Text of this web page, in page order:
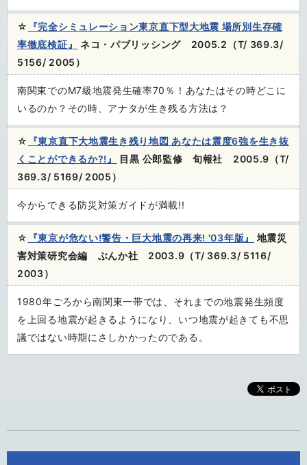
☆
『完全シミュレーション東京直下型大地震 場所別生存確
率徹底検証』
ネコ・パブリッシング 2005.2（T/ 369.3/
5156/ 2005）
南関東でのM7級地震発生確率70％！あなたはその時どこに
いるのか？その時、アナタが生き残る方法は？
☆
『東京直下大地震生き残り地図 あなたは震度6強を生き抜
くことができるか?!』
目黒 公郎監修 旬報社 2005.9（T/
369.3/ 5169/ 2005）
今からできる防災対策ガイドが満載!!
☆ 『東京が危ない!警告・巨大地震の再来! '03年版』
地震災
害対策研究会編 ぶんか社 2003.9（T/ 369.3/ 5116/
2003）
1980年ごろから南関東一帯では、それまでの地震発生頻度
を上回る地震が起きるようになり、いつ地震が起きても不思
議ではない時期にさしかかったのである。